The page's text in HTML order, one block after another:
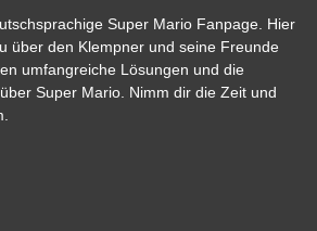
Super Mario Fanpage. Hier
über den Klempner und seine Freunde
umfangreiche Lösungen und die
Super Mario. Nimm dir die Zeit und